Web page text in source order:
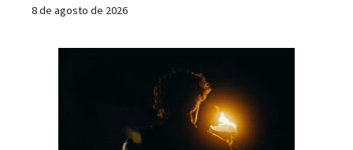
8 de agosto de 2026